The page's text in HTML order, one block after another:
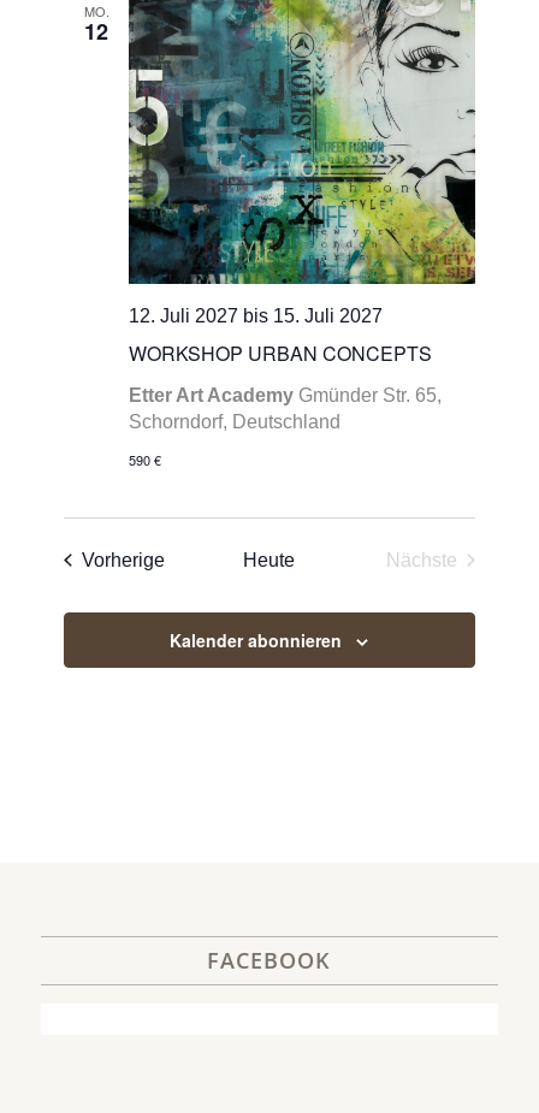
MO.
12
WORKSHOP URBAN CONCEPTS
12. Juli 2027 bis 15. Juli 2027
Etter Art Academy Gmünder Str. 65,
Schorndorf, Deutschland
590 €
VorherigeVeranstaltungen
Heute
Nächste
Kalender abonnieren
FACEBOOK